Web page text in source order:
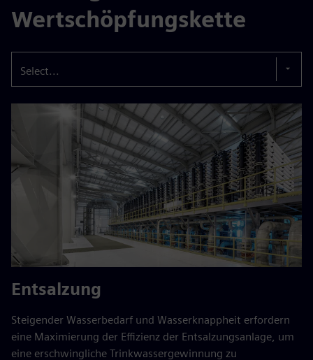
Wertschöpfungskette
Select...
Entsalzung
Steigender Wasserbedarf und Wasserknappheit erfordern
eine Maximierung der Effizienz der Entsalzungsanlage, um
eine erschwingliche Trinkwassergewinnung zu